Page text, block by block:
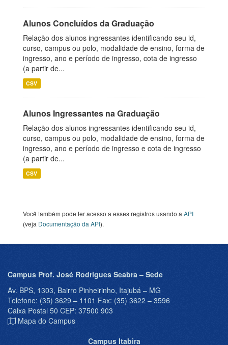
Alunos Concluídos da Graduação
Relação dos alunos ingressantes identificando seu id,
curso, campus ou polo, modalidade de ensino, forma de
ingresso, ano e período de ingresso, cota de ingresso
(a partir de...
CSV
Alunos Ingressantes na Graduação
Relação dos alunos ingressantes identificando seu id,
curso, campus ou polo, modalidade de ensino, forma de
ingresso, ano e período de ingresso e cota de ingresso
(a partir de...
CSV
Você também pode ter acesso a esses registros usando a API
(veja Documentação da API).
Campus Prof. José Rodrigues Seabra – Sede
Av. BPS, 1303, Bairro Pinheirinho, Itajubá – MG
Telefone: (35) 3629 – 1101 Fax: (35) 3622 – 3596
Caixa Postal 50 CEP: 37500 903
Mapa do Campus
Campus Itabira